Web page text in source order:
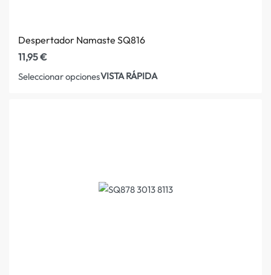
Despertador Namaste SQ816
11,95€
Seleccionar opcionesVISTA RÁPIDA